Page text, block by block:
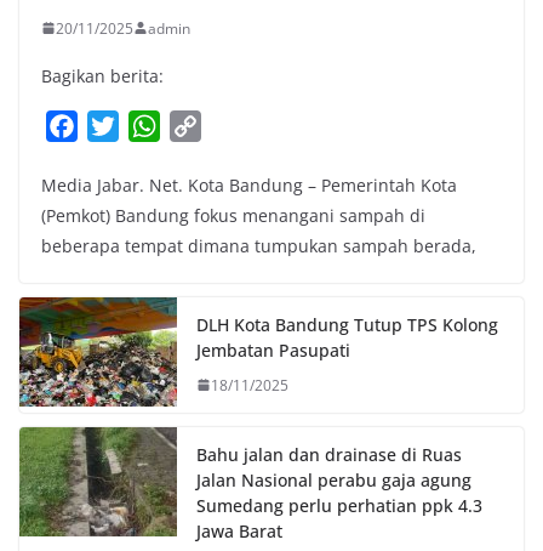
20/11/2025 admin
Bagikan berita:
c
e
b
o
k
i
t
t
r
W
a
t
s
p
p
p
y
L
n
k
Media Jabar. Net. Kota Bandung – Pemerintah Kota
(Pemkot) Bandung fokus menangani sampah di
beberapa tempat dimana tumpukan sampah berada,
DLH Kota Bandung Tutup TPS Kolong
Jembatan Pasupati
18/11/2025
Bahu jalan dan drainase di Ruas
Jalan Nasional perabu gaja agung
Sumedang perlu perhatian ppk 4.3
Jawa Barat